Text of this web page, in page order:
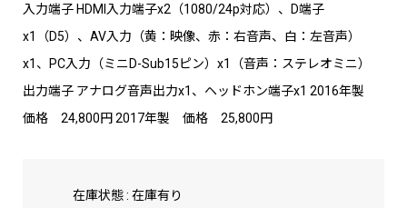
入力端子 HDMI入力端子x2（1080/24p対応）、D端子
x1（D5）、AV入力（黄：映像、赤：右音声、白：左音声）
x1、PC入力（ミニD-Sub15ピン）x1（音声：ステレオミニ）
出力端子 アナログ音声出力x1、ヘッドホン端子x1 2016年製
価格 24,800円 2017年製 価格 25,800円
在庫状態 : 在庫有り